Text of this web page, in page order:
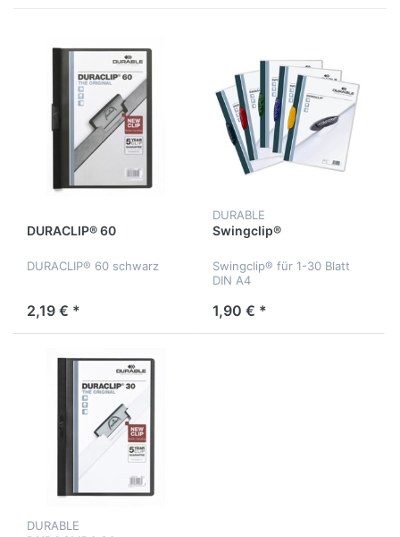
DURACLIP® 60
DURACLIP® 60 schwarz
2,19 € *
DURABLE
Swingclip®
Swingclip® für 1-30 Blatt
DIN A4
1,90 € *
DURABLE